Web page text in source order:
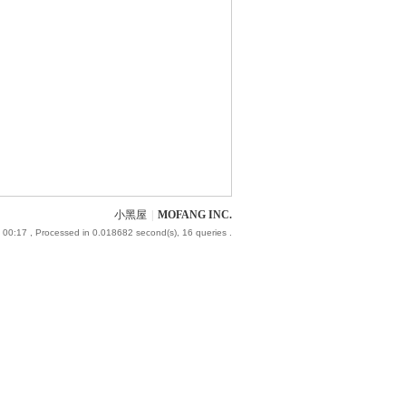
小黑屋 MOFANG INC.
00:17 , Processed in 0.018682 second(s), 16 queries .